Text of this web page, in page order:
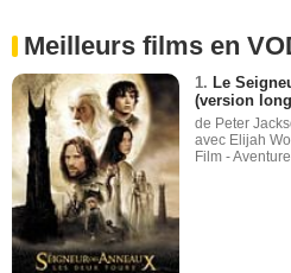
Meilleurs films en
1. Le
(version
de Peter
avec Elijah
Film - Aventure